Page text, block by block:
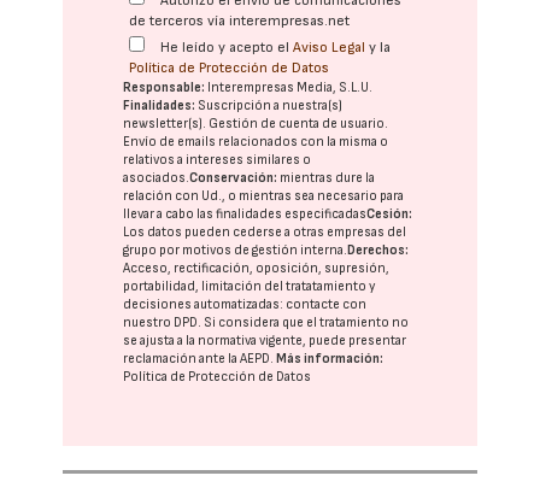
de terceros vía interempresas.net
He leído y acepto elAviso Legal y la
Política de Protección de Datos
Responsable: Interempresas Media, S.L.U.
Finalidades: Suscripción a nuestra(s)
newsletter(s). Gestión de cuenta de usuario.
Envío de emails relacionados con la misma o
relativos a intereses similares o
asociados.Conservación: mientras dure la
relación con Ud., o mientras sea necesario para
llevar a cabo las finalidades especificadasCesión:
Los datos pueden cederse a otras empresas del
grupo por motivos de gestión interna.Derechos:
Acceso, rectificación, oposición, supresión,
portabilidad, limitación del tratatamiento y
decisiones automatizadas: contacte con
nuestro DPD . Si considera que el tratamiento no
se ajusta a la normativa vigente, puede presentar
reclamación ante laAEPD .Más información:
Política de Protección de Datos